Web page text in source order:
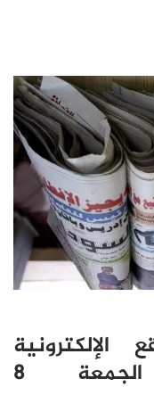
الإلكترونية
السودانية اليوم الجمعة 8